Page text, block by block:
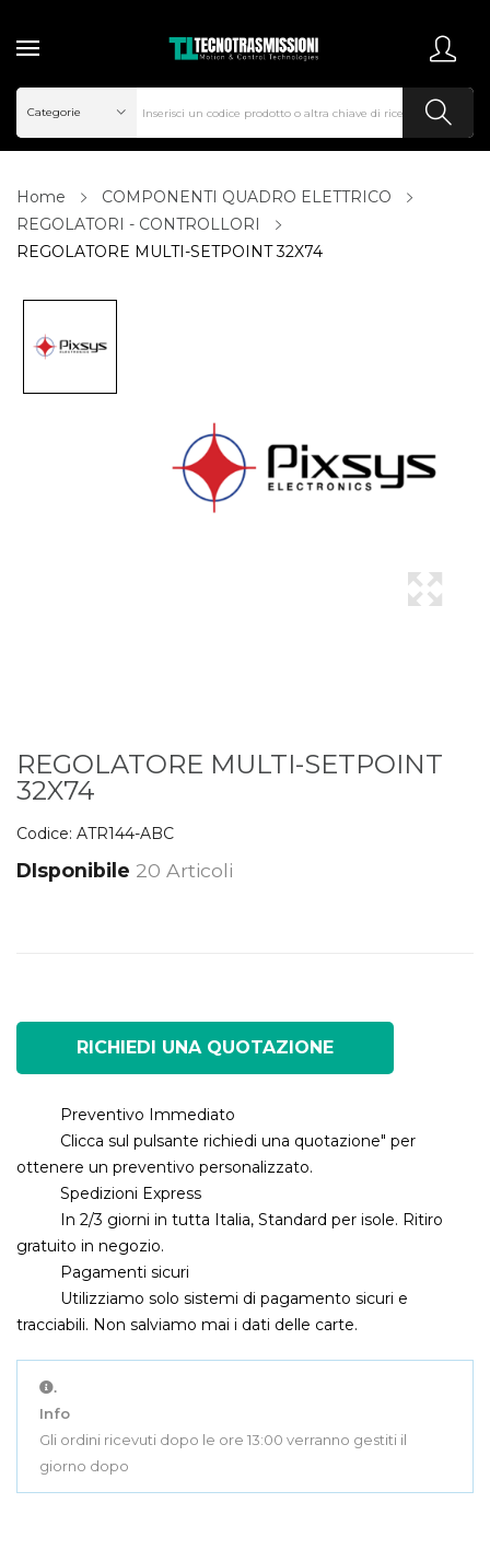
Home
COMPONENTI QUADRO ELETTRICO
REGOLATORI - CONTROLLORI
REGOLATORE MULTI-SETPOINT 32X74
REGOLATORE MULTI-SETPOINT
32X74
Codice: ATR144-ABC
DIsponibile 20 Articoli
RICHIEDI UNA QUOTAZIONE
Preventivo Immediato
Clicca sul pulsante richiedi una quotazione" per
ottenere un preventivo personalizzato.
Spedizioni Express
In 2/3 giorni in tutta Italia, Standard per isole. Ritiro
gratuito in negozio.
Pagamenti sicuri
Utilizziamo solo sistemi di pagamento sicuri e
tracciabili. Non salviamo mai i dati delle carte.
.
Info
Gli ordini ricevuti dopo le ore 13:00 verranno gestiti il
giorno dopo